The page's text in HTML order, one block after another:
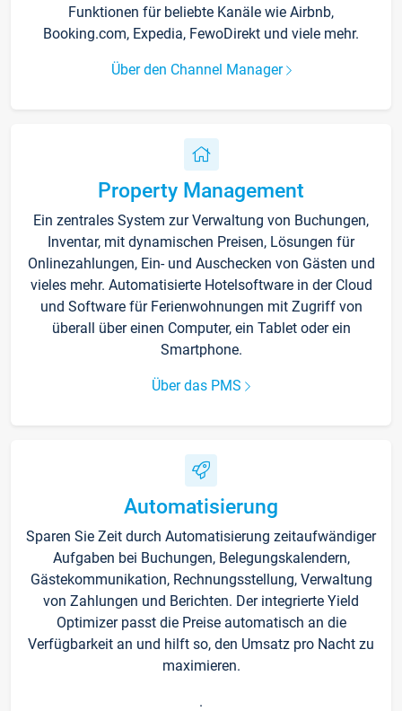
Funktionen für beliebte Kanäle wie Airbnb,
Booking.com, Expedia, FewoDirekt und viele mehr.
Über den Channel Manager
Property Management
Ein zentrales System zur Verwaltung von Buchungen,
Inventar, mit dynamischen Preisen, Lösungen für
Onlinezahlungen, Ein- und Auschecken von Gästen und
vieles mehr. Automatisierte Hotelsoftware in der Cloud
und Software für Ferienwohnungen mit Zugriff von
überall über einen Computer, ein Tablet oder ein
Smartphone.
Über das PMS
Automatisierung
Sparen Sie Zeit durch Automatisierung zeitaufwändiger
Aufgaben bei Buchungen, Belegungskalendern,
Gästekommunikation, Rechnungsstellung, Verwaltung
von Zahlungen und Berichten. Der integrierte Yield
Optimizer passt die Preise automatisch an die
Verfügbarkeit an und hilft so, den Umsatz pro Nacht zu
maximieren.
.